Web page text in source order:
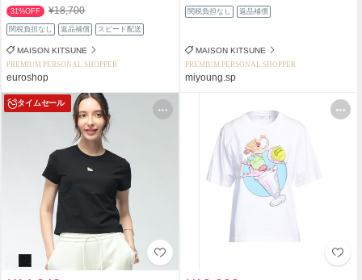
31%OFF ¥18,700
関税負担なし 返品補償 スピード配送
MAISON KITSUNE
PREMIUM PERSONAL SHOPPER
euroshop
関税負担なし 返品補償
MAISON KITSUNE
PREMIUM PERSONAL SHOPPER
miyoung.sp
タイムセール